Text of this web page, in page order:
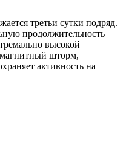
третьи сутки подряд.
продолжительность
высокой
шторм,
активность на